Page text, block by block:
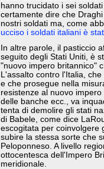
hanno trucidato i sei
certamente dire che
nostri soldati ma, come
ucciso i soldati italiani è
In altre parole, il pasticcio
seguito degli Stati Uniti, è
"nuovo impero britannico"
L'assalto contro l'Italia,
e che prosegue nella
resistenze al nuovo
delle banche ecc., va
tenta di demolire gli stati
di Babele, come dice
escogitata per coinvolgere
subire la stessa sorte che
Peloponneso. A livello
ottocentesca dell'Impero
meridionale.